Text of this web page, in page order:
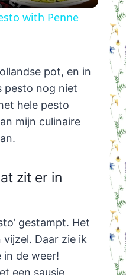
with Penne
pot, en in
pesto nog niet
hele pesto
mijn culinaire
zit er in
gestampt. Het
Daar zie ik
de weer!
een sausje.